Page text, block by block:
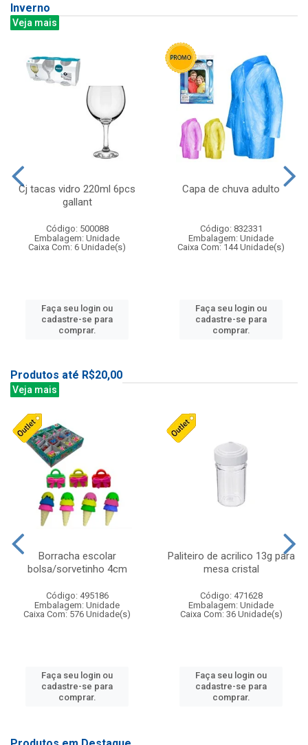
Inverno
Veja mais
Cj tacas vidro 220ml 6pcs
gallant
Código: 500088
Embalagem: Unidade
Caixa Com: 6 Unidade(s)
Faça seu login ou
cadastre-se para
comprar.
Capa de chuva adulto
Código: 832331
Embalagem: Unidade
Caixa Com: 144 Unidade(s)
Faça seu login ou
cadastre-se para
comprar.
Produtos até R$20,00
Veja mais
Borracha escolar
bolsa/sorvetinho 4cm
Código: 495186
Embalagem: Unidade
Caixa Com: 576 Unidade(s)
Faça seu login ou
cadastre-se para
comprar.
Paliteiro de acrilico 13g para
mesa cristal
Código: 471628
Embalagem: Unidade
Caixa Com: 36 Unidade(s)
Faça seu login ou
cadastre-se para
comprar.